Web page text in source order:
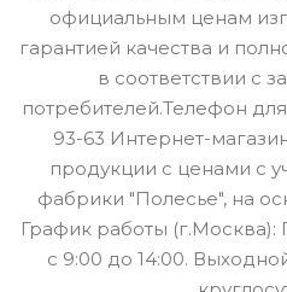
официальным ценам
гарантией качества и
в соответствии с
потребителей.Телефон
93-63 Интернет-
продукции с ценами с
фабрики "Полесье", на
График работы
с 9:00 до 14:00.